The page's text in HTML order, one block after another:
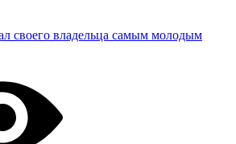
своего владельца самым молодым